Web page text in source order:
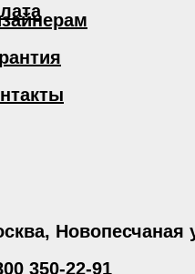
Новопесчаная
350-22-91